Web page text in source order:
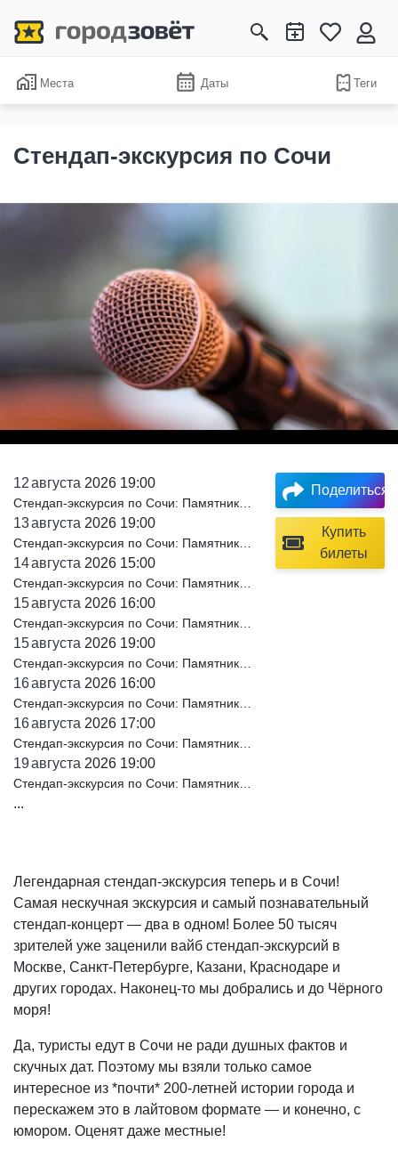
Места Даты Теги
Стендап-экскурсия по Сочи
12августа 2026 19:00
13августа 2026 19:00
14августа 2026 15:00
15августа 2026 16:00
15августа 2026 19:00
16августа 2026 16:00
16августа 2026 17:00
19августа 2026 19:00
...
Поделиться
Купить
билеты
Легендарная стендап-экскурсия теперь и в Сочи!
Самая нескучная экскурсия и самый познавательный
стендап-концерт — два в одном! Более 50 тысяч
зрителей уже заценили вайб стендап-экскурсий в
Москве, Санкт-Петербурге, Казани, Краснодаре и
других городах. Наконец-то мы добрались и до Чёрного
моря!
Да, туристы едут в Сочи не ради душных фактов и
скучных дат. Поэтому мы взяли только самое
интересное из *почти* 200-летней истории города и
перескажем это в лайтовом формате — и конечно, с
юмором. Оценят даже местные!